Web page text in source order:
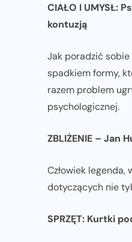
CIAŁO I UMYSŁ:
kontuzją
Jak poradzić sobie
spadkiem formy,
razem problem
psychologicznej.
ZBLIŻENIE – Jan
Człowiek legenda,
dotyczących nie
SPRZĘT: Kurtki